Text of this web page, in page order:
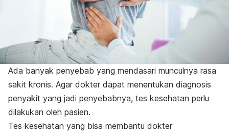
Ada banyak penyebab yang mendasari munculnya rasa
sakit kronis. Agar dokter dapat menentukan diagnosis
penyakit yang jadi penyebabnya, tes kesehatan perlu
dilakukan oleh pasien.
Tes kesehatan yang bisa membantu dokter